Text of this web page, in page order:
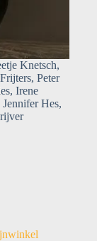
Knetsch,
Peter
Irene
Hes,